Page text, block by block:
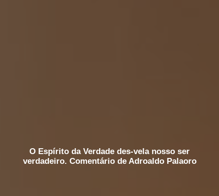
O Espírito da Verdade des-vela nosso ser
verdadeiro. Comentário de Adroaldo Palaoro